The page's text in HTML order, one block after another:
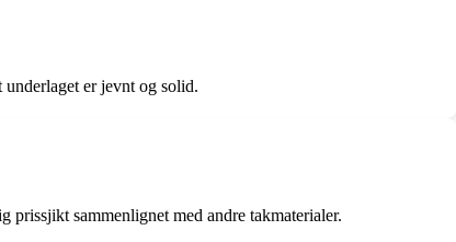
er jevnt og solid.
sammenlignet med andre takmaterialer.